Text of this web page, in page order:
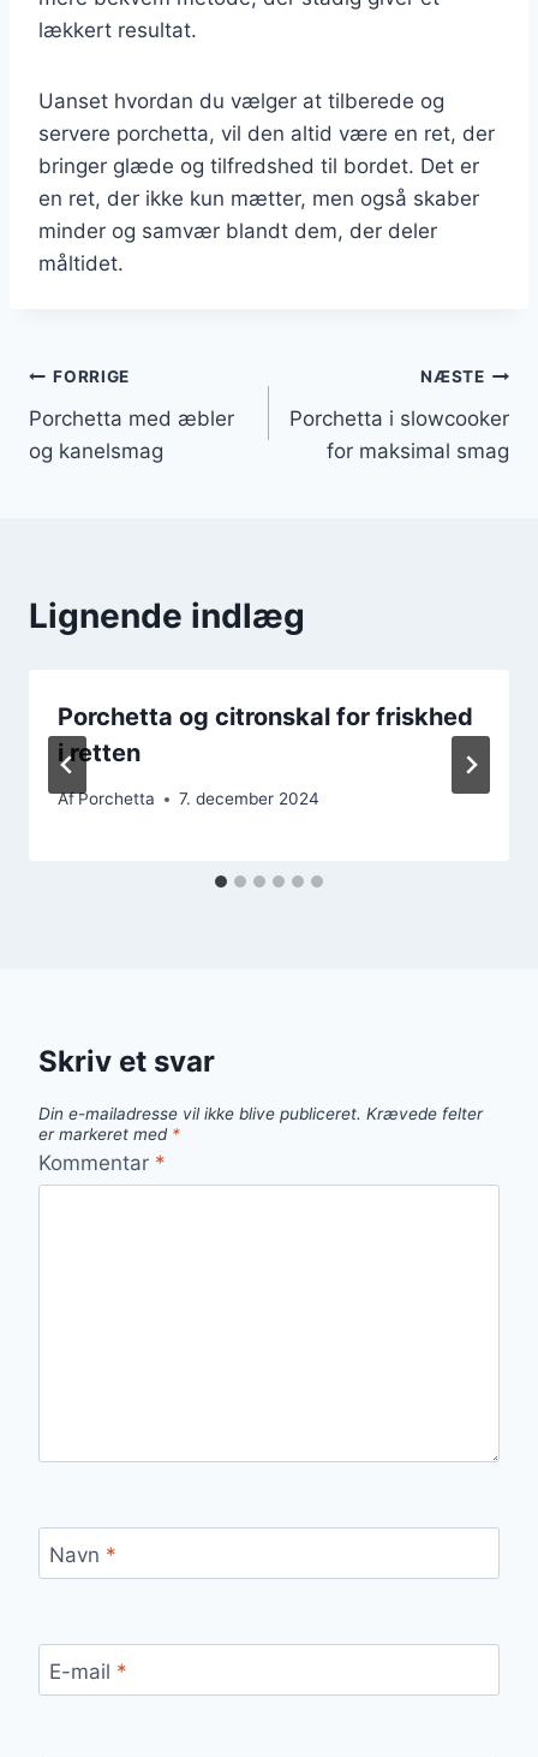
lækkert resultat.
Uanset hvordan du vælger at tilberede og
servere porchetta, vil den altid være en ret, der
bringer glæde og tilfredshed til bordet. Det er
en ret, der ikke kun mætter, men også skaber
minder og samvær blandt dem, der deler
måltidet.
Indlægsnavigation
FORRIGE
Porchetta med æbler
og kanelsmag
NÆSTE
Porchetta i slowcooker
for maksimal smag
Lignende indlæg
Porchetta og citronskal for friskhed
i retten
AfPorchetta 7. december 2024
Skriv et svar
Din e-mailadresse vil ikke blive publiceret. Krævede felter
er markeret med *
Kommentar *
Navn *
E-mail *